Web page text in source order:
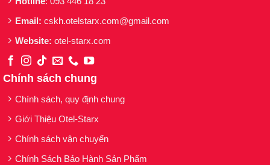
Đây là một trong những dòng sản phẩm được ưa
chuộng nhất của hãng mỹ phẩm K Lady Care.
Được người sử dụng đánh giá rất cao về các tác
dụng giúp làm da bạn trở nên rạng rỡ và xinh tươi
hơn rất nhiều. Sản phẩm này cũng là một trong
những sản phẩm rất dễ kết hợp với các sản phẩm
Email: cskh.otelstarx.com@gmail.com
Website: otel-starx.com
Chính sách chung
Chính sách, quy định chung
Giới Thiệu Otel-Starx
Chính sách vận chuyển
Chính Sách Bảo Hành Sản Phẩm